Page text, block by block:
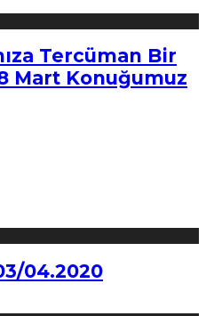
Tercüman Bir
Mart Konuğumuz
04.2020